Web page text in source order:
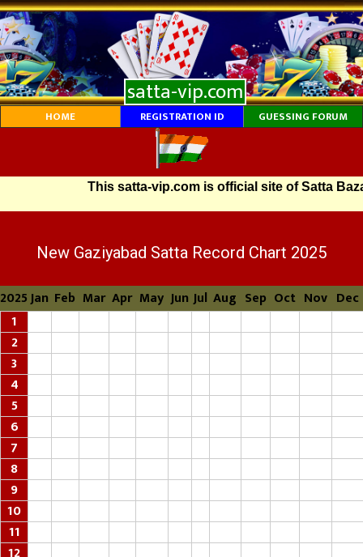
satta-vip.com
HOME REGISTRATION ID GUESSING FORUM
This satta-vip.com is official site of Satta
New Gaziyabad Satta Record Chart 2025
2025Jan Feb Mar Apr May Jun Jul Aug Sep Oct Nov Dec
1
2
3
4
5
6
7
8
9
10
11